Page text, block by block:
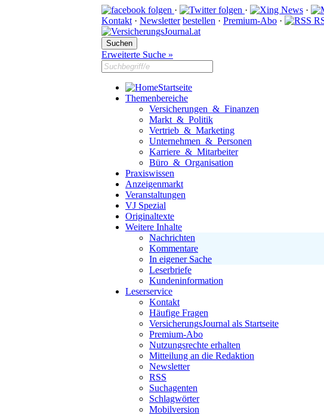
· ·
·
Kontakt · Newsletter bestellen · Premium-Abo ·
Erweiterte Suche »
Startseite
Themenbereiche
Versicherungen & Finanzen
Markt & Politik
Vertrieb & Marketing
Unternehmen & Personen
Karriere & Mitarbeiter
Büro & Organisation
Praxiswissen
Anzeigenmarkt
Veranstaltungen
VJ Spezial
Originaltexte
Weitere Inhalte
Nachrichten
Kommentare
In eigener Sache
Leserbriefe
Kundeninformation
Leserservice
Kontakt
Häufige Fragen
VersicherungsJournal als Startseite
Premium-Abo
Nutzungsrechte erhalten
Mitteilung an die Redaktion
Newsletter
RSS
Suchagenten
Schlagwörter
Mobilversion